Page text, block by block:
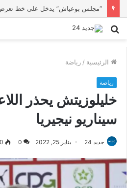
بحث
الرئيسية / رياضة
رياضة
خليلوزيتش يحذر
سيناريو نيجيريا
جديد 24 يناير 25, 2022 0